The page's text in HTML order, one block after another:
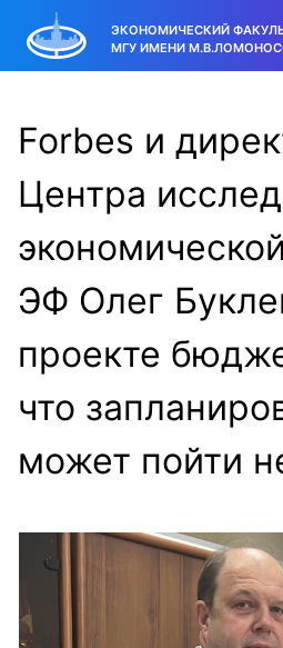
ЭКОНОМИЧЕСКИЙ
МГУ ИМЕНИ
Forbes и
Центра
ЭФ Олег
проекте
что
может пойти